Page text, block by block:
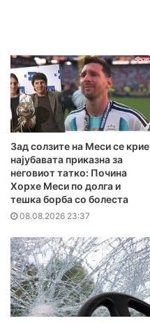
Зад солзите на Меси се крие
најубавата приказна за
неговиот татко: Почина
Хорхе Меси по долга и
тешка борба со болеста
08.08.2026 23:37